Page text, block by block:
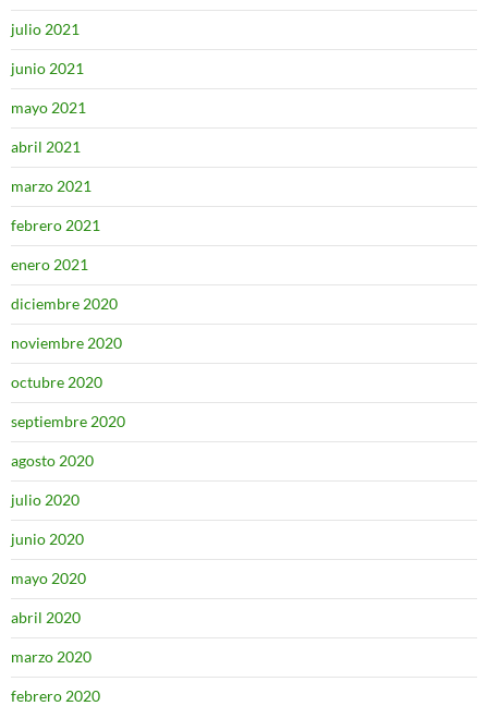
julio 2021
junio 2021
mayo 2021
abril 2021
marzo 2021
febrero 2021
enero 2021
diciembre 2020
noviembre 2020
octubre 2020
septiembre 2020
agosto 2020
julio 2020
junio 2020
mayo 2020
abril 2020
marzo 2020
febrero 2020